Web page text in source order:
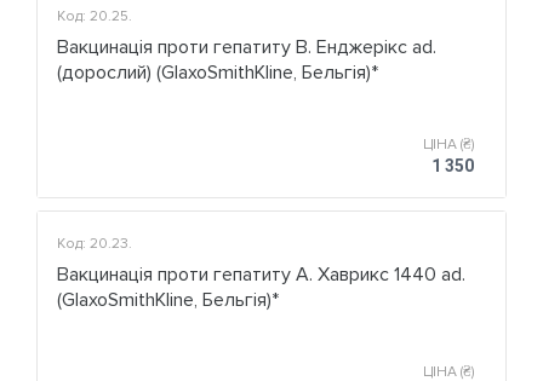
Код: 20.25.
Вакцинація проти гепатиту В. Енджерікс ad.
(дорослий) (GlaxoSmithKline, Бельгія)*
ЦІНА (₴)
1 350
Код: 20.23.
Вакцинація проти гепатиту А. Хаврикс 1440 ad.
(GlaxoSmithKline, Бельгія)*
ЦІНА (₴)